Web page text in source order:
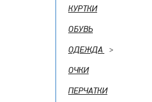
КУРТКИ
ОБУВЬ
ОДЕЖДА
>
ОЧКИ
ПЕРЧАТКИ